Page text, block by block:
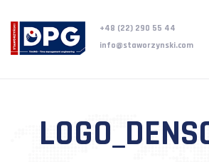
+48 (22) 290 55 44
info@staworzynski.com